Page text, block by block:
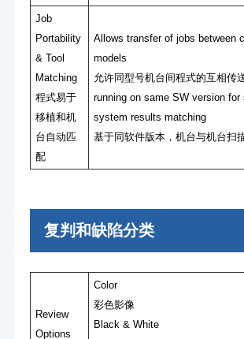
Job
Portability
& Tool
Matching
程式易于
移植和机
台⾃动匹
配
Allows transfer of jobs between
models
允许同型号机台间程式的互相传
running on same SW version
system results matching
基于同软件版本，机台与机台扫
复判和缺陷分类
Review
Options
Color
彩⾊影像
Black & White